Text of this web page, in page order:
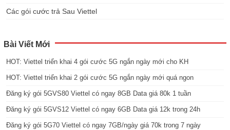
Các gói cước trả Sau Viettel
Bài Viết Mới
HOT: Viettel triển khai 4 gói cước 5G ngắn ngày mới cho KH
HOT: Viettel triển khai 2 gói cước 5G ngắn ngày mới quá ngon
Đăng ký gói 5GVS80 Viettel có ngay 8GB Data giá 80k 1 tuần
Đăng ký gói 5GVS12 Viettel có ngay 6GB Data giá 12k trong 24h
Đăng ký gói 5G70 Viettel có ngay 7GB/ngày giá 70k trong 7 ngày